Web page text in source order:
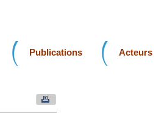
Publications Acteurs